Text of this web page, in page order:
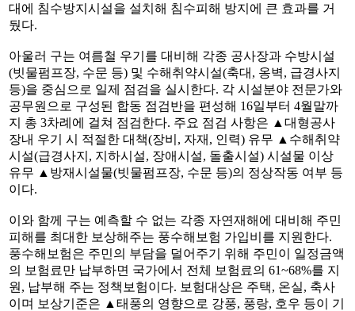
대에 침수방지시설을 설치해 침수피해 방지에 큰 효과를 거
뒀다.
아울러 구는 여름철 우기를 대비해 각종 공사장과 수방시설
(빗물펌프장, 수문 등) 및 수해취약시설(축대, 옹벽, 급경사지
등)을 중심으로 일제 점검을 실시한다. 각 시설분야 전문가와
공무원으로 구성된 합동 점검반을 편성해 16일부터 4월말까
지 총 3차례에 걸쳐 점검한다. 주요 점검 사항은 ▲대형공사
장내 우기 시 적절한 대책(장비, 자재, 인력) 유무 ▲수해취약
시설(급경사지, 지하시설, 장애시설, 돌출시설) 시설물 이상
유무 ▲방재시설물(빗물펌프장, 수문 등)의 정상작동 여부 등
이다.
이와 함께 구는 예측할 수 없는 각종 자연재해에 대비해 주민
피해를 최대한 보상해주는 풍수해보험 가입비를 지원한다.
풍수해보험은 주민의 부담을 덜어주기 위해 주민이 일정금액
의 보험료만 납부하면 국가에서 전체 보험료의 61~68%를 지
원, 납부해 주는 정책보험이다. 보험대상은 주택, 온실, 축사
이며 보상기준은 ▲태풍의 영향으로 강풍, 풍랑, 호우 등이 기